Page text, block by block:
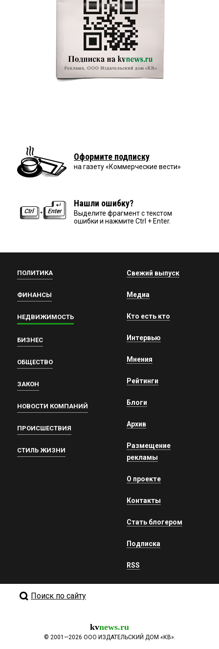
Оформите подписку
на газету «Коммерческие вести»
Нашли ошибку?
Выделите фрагмент с текстом
ошибки и нажмите Ctrl + Enter.
ПОЛИТИКА
ФИНАНСЫ
НЕДВИЖИМОСТЬ
БИЗНЕС
ОБЩЕСТВО
ЗАКОН
НОВОСТИ КОМПАНИЙ
ПРОИСШЕСТВИЯ
СТИЛЬ ЖИЗНИ
Свежий выпуск
Медиа
Кто есть кто
Интервью
Мнения
Рейтинги
Блоги
Архив
Размещение
рекламы
О проекте
Контакты
Стать блогером
Подписка
RSS
Поиск по сайту
kvnews.ru
© 2001—2026 ООО ИЗДАТЕЛЬСКИЙ ДОМ «КВ».